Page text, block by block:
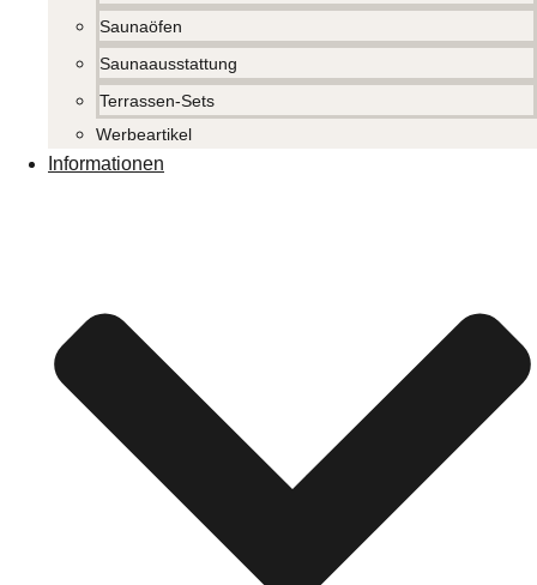
Saunaöfen
Saunaausstattung
Terrassen-Sets
Werbeartikel
Informationen